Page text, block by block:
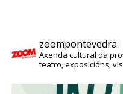
zoompontevedra
Axenda cultural da
teatro, exposicións,